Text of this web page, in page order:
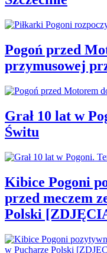
Pogoń przed
przymusowej
Grał 10 lat w
Świtu
Kibice Pogoni
przed meczem
Polski